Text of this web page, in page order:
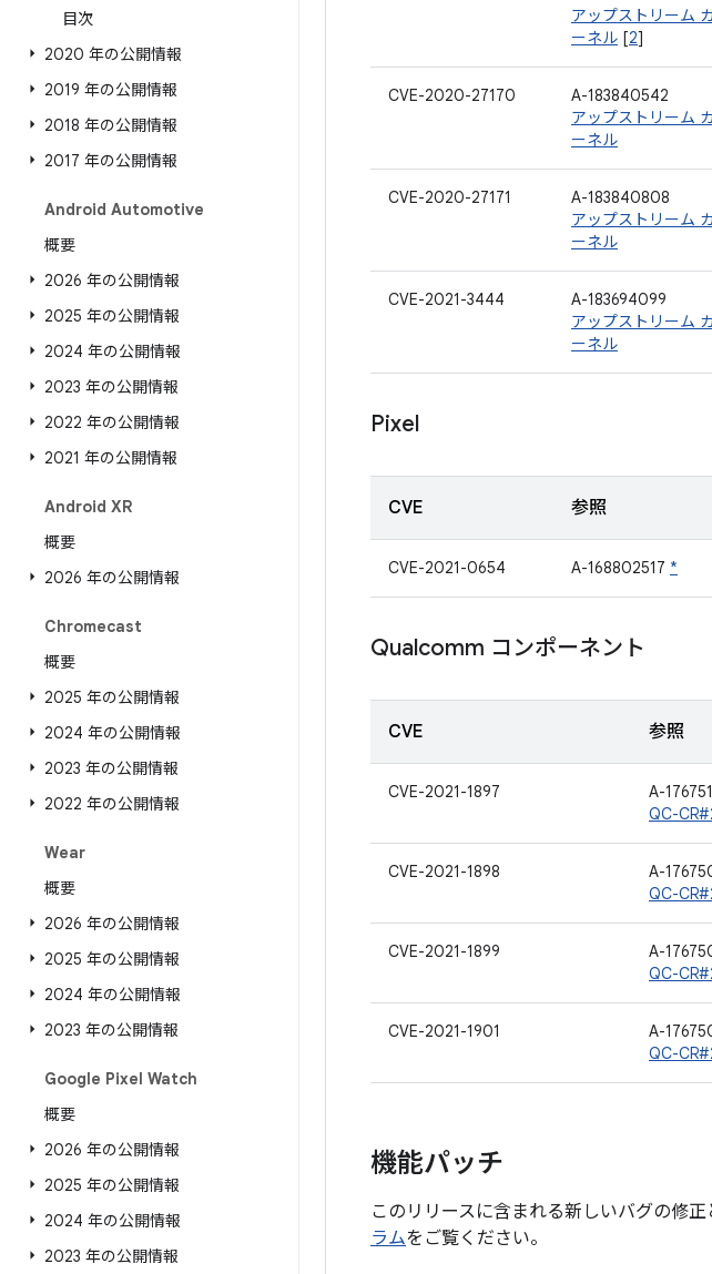
目次
2020 年の公開情報
2019 年の公開情報
2018 年の公開情報
2017 年の公開情報
Android Automotive
概要
2026 年の公開情報
2025 年の公開情報
2024 年の公開情報
2023 年の公開情報
2022 年の公開情報
2021 年の公開情報
Android XR
概要
2026 年の公開情報
Chromecast
概要
2025 年の公開情報
2024 年の公開情報
2023 年の公開情報
2022 年の公開情報
Wear
概要
2026 年の公開情報
2025 年の公開情報
2024 年の公開情報
2023 年の公開情報
Google Pixel Watch
概要
2026 年の公開情報
2025 年の公開情報
2024 年の公開情報
2023 年の公開情報
アップストリーム カ
ーネル [2]
CVE-2020-27170
A-183840542
アップストリーム カ
ーネル
CVE-2020-27171
A-183840808
アップストリーム カ
ーネル
CVE-2021-3444
A-183694099
アップストリーム カ
ーネル
Pixel
CVE 参照
CVE-2021-0654 A-168802517 *
Qualcomm コンポーネント
CVE 参照
CVE-2021-1897
A-
QC-
CVE-2021-1898
A-
QC-
CVE-2021-1899
A-
QC-
CVE-2021-1901
A-
QC-
機能パッチ
このリリースに含まれる新しいバグの修
ラムをご覧ください。